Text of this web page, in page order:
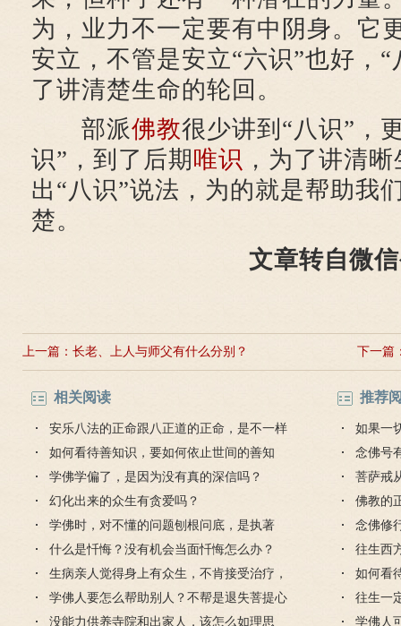
为，业力不一定要有中阴身。它
安立，不管是安立“六识”也好，
了讲清楚生命的轮回。
部派佛教很少讲到“八识”，
识”，到了后期 唯识 ，为了讲清
出“八识”说法，为的就是帮助我
楚。
文章转自微
上一篇： 长老、上人与师父有什么分别？ 下一篇
相关阅读
安乐八法的正命跟八正道的正命，是不一样
的吗？
如何看待善知识，要如何依止世间的善知
识？
学佛学偏了，是因为没有真的深信吗？
幻化出来的众生有贪爱吗？
学佛时，对不懂的问题刨根问底，是执著
吗？
什么是忏悔？没有机会当面忏悔怎么办？
生病亲人觉得身上有众生，不肯接受治疗，
怎么劝说？
学佛人要怎么帮助别人？不帮是退失菩提心
吗？
没能力供养寺院和出家人，该怎么如理思
推荐
如果一
想出的
念佛号
菩萨戒
受吗？
佛教的
念佛修
件是什
往生西
生吗？
如何看
识？
往生一
德吗？
学佛人